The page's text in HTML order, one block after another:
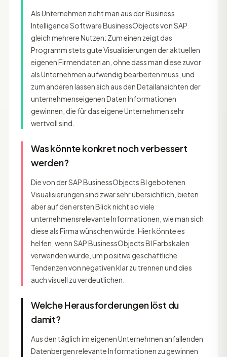
Als Unternehmen zieht man aus der Business
Intelligence Software BusinessObjects von SAP
gleich mehrere Nutzen: Zum einen zeigt das
Programm stets gute Visualisierungen der aktuellen
eigenen Firmendaten an, ohne dass man diese zuvor
als Unternehmen aufwendig bearbeiten muss, und
zum anderen lassen sich aus den Detailansichten der
unternehmenseigenen Daten Informationen
gewinnen, die für das eigene Unternehmen sehr
wertvoll sind.
Was könnte konkret noch verbessert
werden?
Die von der SAP BusinessObjects BI gebotenen
Visualisierungen sind zwar sehr übersichtlich, bieten
aber auf den ersten Blick nicht so viele
unternehmensrelevante Informationen, wie man sich
diese als Firma wünschen würde. Hier könnte es
helfen, wenn SAP BusinessObjects BI Farbskalen
verwenden würde, um positive geschäftliche
Tendenzen von negativen klar zu trennen und dies
auch visuell zu verdeutlichen.
Welche Herausforderungen löst du
damit?
Aus den täglich im eigenen Unternehmen anfallenden
Datenbergen relevante Informationen zu gewinnen